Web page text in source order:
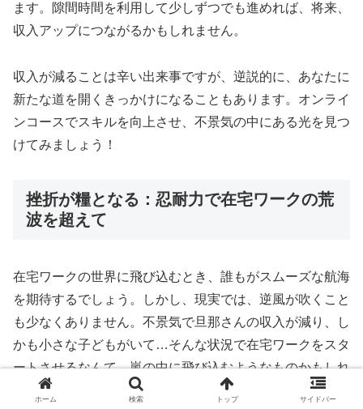
ます。隙間時間を利用して少しずつでも進めれば、将来、
収入アップにつながるかもしれません。
収入が減ることは辛い出来事ですが、逆説的に、あなたに
新たな道を開くきっかけになることもあります。オンライ
ンコースでスキルを向上させ、不景気の中にある光を見つ
けてみましょう！
挫折が糧となる：忍耐力で在宅ワークの荒
波を超えて
在宅ワークの世界に飛び込むとき、誰もがスムーズな航海
を期待するでしょう。しかし、現実では、逆風が吹くこと
も少なくありません。不景気で旦那さんの収入が減り、し
かも小さな子どもがいて…そんな状況で在宅ワークをスタ
ートさせるなんて、嵐の中に飛び込むようなものかもしれ
ません。
ホーム 検索 トップ サイドバー